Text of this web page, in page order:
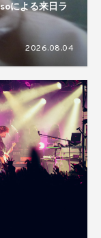
による来日ラ
2026.08.04